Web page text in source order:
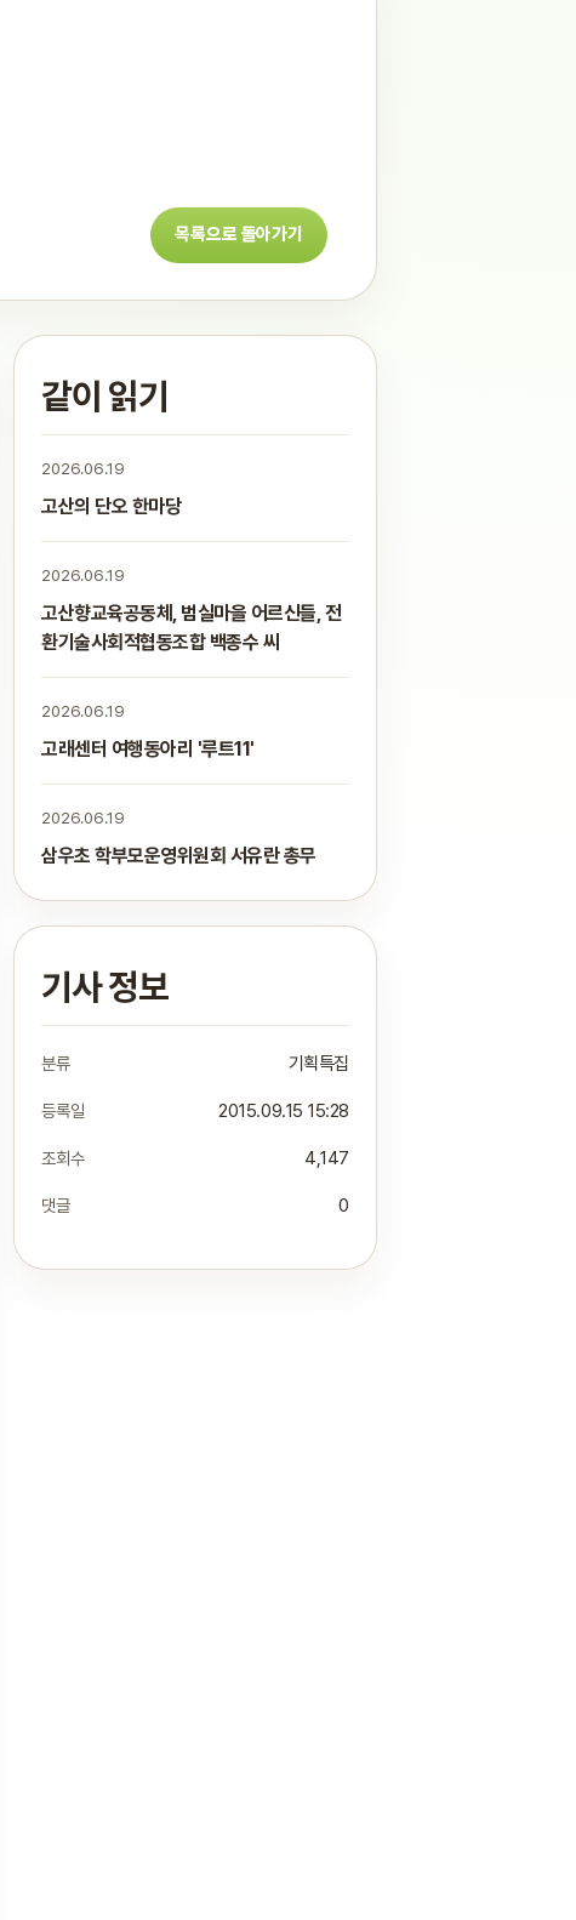
목록으로 돌아가기
같이 읽기
2026.06.19
고산의 단오 한마당
2026.06.19
고산향교육공동체, 범실마을 어르신들, 전
환기술사회적협동조합 백종수 씨
2026.06.19
고래센터 여행동아리 '루트11'
2026.06.19
삼우초 학부모운영위원회 서유란 총무
기사 정보
분류 기획특집
등록일 2015.09.15 15:28
조회수 4,147
댓글 0